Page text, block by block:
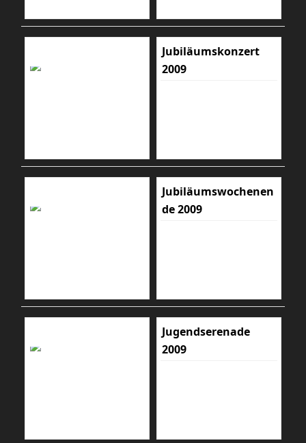
Jubiläumskonzert
2009
Jubiläumswochenen
de 2009
Jugendserenade
2009